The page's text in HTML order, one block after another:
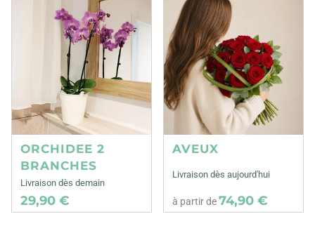
ORCHIDEE 2
BRANCHES
Livraison dès demain
29,90 €
AVEUX
Livraison dès aujourd'hui
à partir de74,90 €